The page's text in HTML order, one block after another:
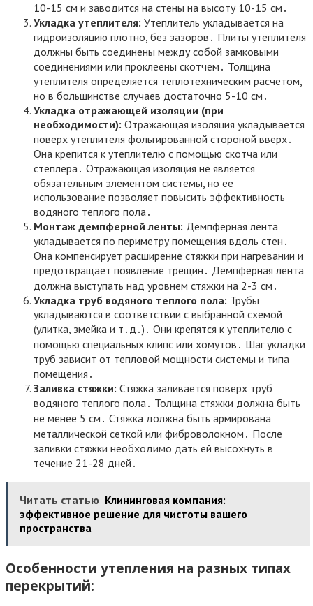
10-15 см и заводится на стены на высоту 10-15 см․
Укладка утеплителя: Утеплитель укладывается на
гидроизоляцию плотно, без зазоров․ Плиты утеплителя
должны быть соединены между собой замковыми
соединениями или проклеены скотчем․ Толщина
утеплителя определяется теплотехническим расчетом,
но в большинстве случаев достаточно 5-10 см․
Укладка отражающей изоляции (при
необходимости): Отражающая изоляция укладывается
поверх утеплителя фольгированной стороной вверх․
Она крепится к утеплителю с помощью скотча или
степлера․ Отражающая изоляция не является
обязательным элементом системы, но ее
использование позволяет повысить эффективность
водяного теплого пола․
Монтаж демпферной ленты: Демпферная лента
укладывается по периметру помещения вдоль стен․
Она компенсирует расширение стяжки при нагревании и
предотвращает появление трещин․ Демпферная лента
должна выступать над уровнем стяжки на 2-3 см․
Укладка труб водяного теплого пола: Трубы
укладываются в соответствии с выбранной схемой
(улитка, змейка и т․д․)․ Они крепятся к утеплителю с
помощью специальных клипс или хомутов․ Шаг укладки
труб зависит от тепловой мощности системы и типа
помещения․
Заливка стяжки: Стяжка заливается поверх труб
водяного теплого пола․ Толщина стяжки должна быть
не менее 5 см․ Стяжка должна быть армирована
металлической сеткой или фиброволокном․ После
заливки стяжки необходимо дать ей высохнуть в
течение 21-28 дней․
Читать статью Клининговая компания:
эффективное решение для чистоты вашего
пространства
Особенности утепления на разных типах
перекрытий: